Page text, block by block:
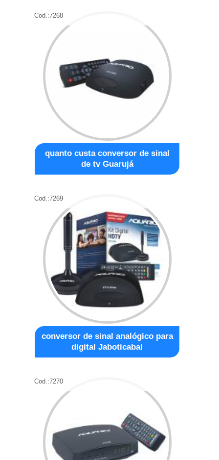
Cod.:7268
quanto custa conversor de sinal
de tv Guarujá
Cod.:7269
conversor de sinal analógico para
digital Jaboticabal
Cod.:7270